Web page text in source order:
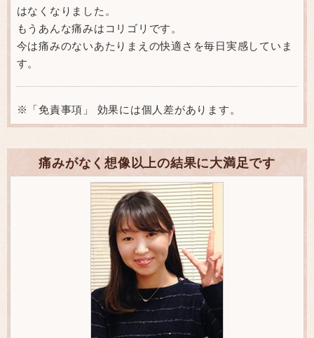
はなくなりました。
もうあんな痛みはコリゴリです。
今は痛みのないあたりまえの快適さを毎日実感していま
す。
※「免責事項」 効果には個人差があります。
痛みがなく想像以上の結果に大満足です